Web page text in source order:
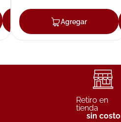
AgregarAgregar
Retiro en
tienda
sin costo